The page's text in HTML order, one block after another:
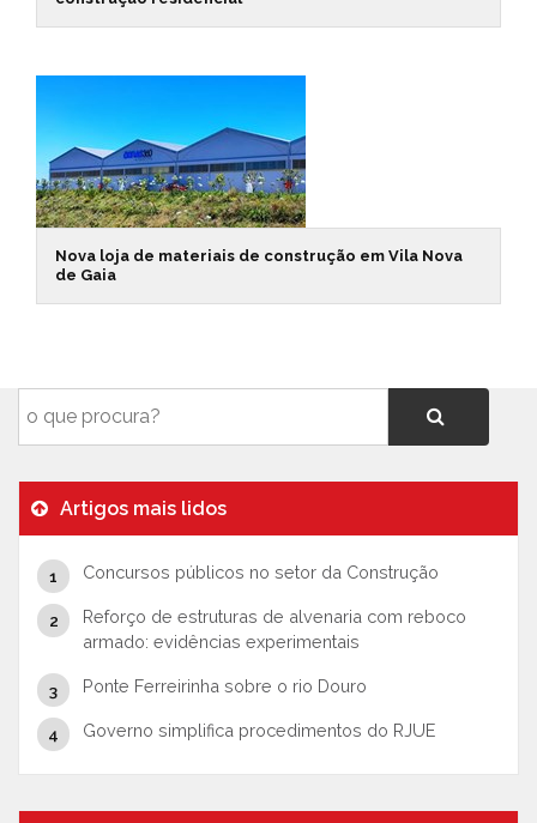
Nova loja de materiais de construção em Vila Nova
de Gaia
Artigos mais lidos
Concursos públicos no setor da Construção
Reforço de estruturas de alvenaria com reboco
armado: evidências experimentais
Ponte Ferreirinha sobre o rio Douro
Governo simplifica procedimentos do RJUE